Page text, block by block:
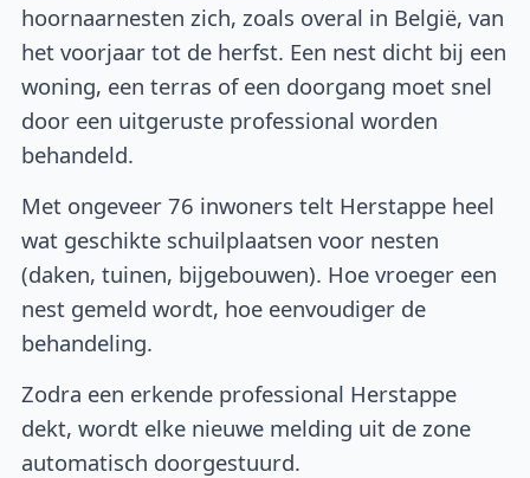
hoornaarnesten zich, zoals overal in België, van
het voorjaar tot de herfst. Een nest dicht bij een
woning, een terras of een doorgang moet snel
door een uitgeruste professional worden
behandeld.
Met ongeveer 76 inwoners telt Herstappe heel
wat geschikte schuilplaatsen voor nesten
(daken, tuinen, bijgebouwen). Hoe vroeger een
nest gemeld wordt, hoe eenvoudiger de
behandeling.
Zodra een erkende professional Herstappe
dekt, wordt elke nieuwe melding uit de zone
automatisch doorgestuurd.